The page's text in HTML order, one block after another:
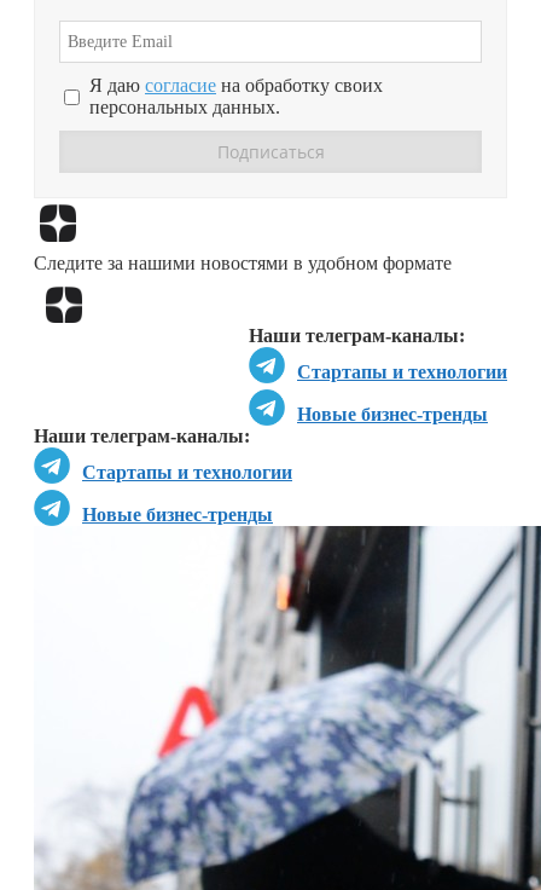
Я даю согласие на обработку своих
персональных данных.
Следите за нашими новостями в удобном формате
Наши телеграм-каналы:
Стартапы и технологии
Новые бизнес-тренды
Наши телеграм-каналы:
Стартапы и технологии
Новые бизнес-тренды